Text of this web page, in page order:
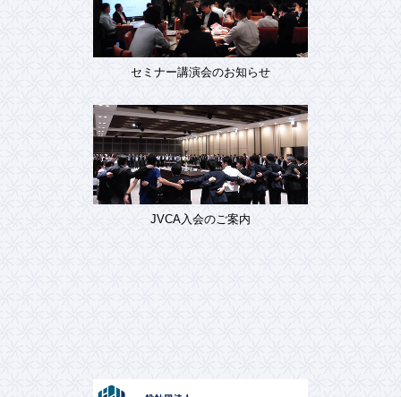
セミナー講演会のお知らせ
JVCA入会のご案内